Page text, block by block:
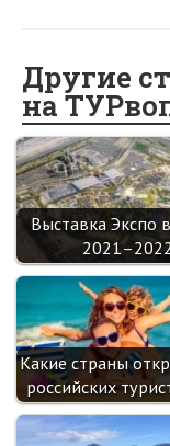
Другие
на
Выставка Экспо
Какие страны
российских